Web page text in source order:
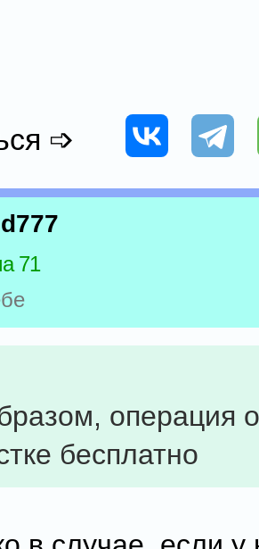
➩
71
операция
бесплатно